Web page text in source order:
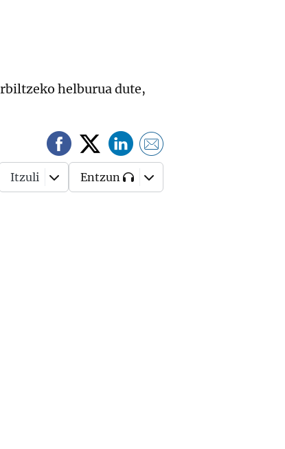
helburua dute,
Itzuli Entzun